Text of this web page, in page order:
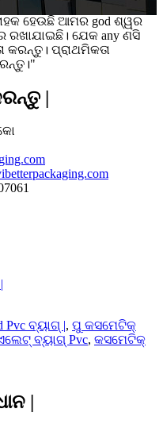
ହେଉଛି ଆମର god ଶ୍ୱର
ରଖାଯାଇଛି। ଯେକ any ଣସି
କରନ୍ତୁ। ପ୍ରାଥମିକତା
|
Pvc ବ୍ୟାଗ୍ |, ପୁ କସମେଟିକ୍
ବ୍ୟାଗ୍ Pvc, କସମେଟିକ୍
|